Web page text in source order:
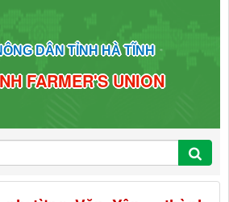
DÂN TỈNH HÀ TĨNH
FARMER'S UNION